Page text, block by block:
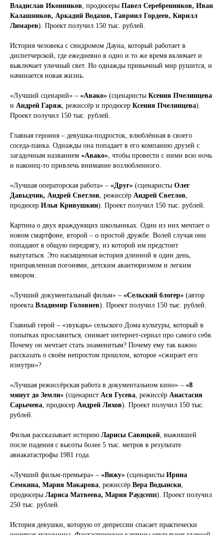
Владислав Иконников, продюсеры Павел Серебренников, Иван
Калашников, Аркадий Водахов, Гавриил Гордеев, Кирилл
Лимарев). Проект получил 150 тыс. рублей.
История человека с синдромом Дауна, который работает в
диспетчерской, где ежедневно в одно и то же время включает и
выключает уличный свет. Но однажды привычный мир рушится, и
начинается новая жизнь.
«Лучший сценарий» – «Авако» (сценаристы Ксения Пчелинцева
и Андрей Гаряж, режиссёр и продюсер Ксения Пчелинцева).
Проект получил 150 тыс. рублей.
Главная героиня – девушка-подросток, влюблённая в своего
соседа-панка. Однажды она попадает в его компанию друзей с
загадочным названием «Авако», чтобы провести с ними всю ночь
и наконец-то привлечь внимание возлюбленного.
«Лучшая операторская работа» – «Друг» (сценаристы Олег
Давыдчик, Андрей Светлов, режиссёр Андрей Светлов,
продюсер Илья Кривушкин). Проект получил 150 тыс. рублей.
Картина о двух враждующих школьниках. Один из них мечтает о
новом смартфоне, второй – о простой дружбе. Волей случая они
попадают в общую передрягу, из которой им предстоит
выпутаться. Это насыщенная история длинной в один день,
приправленная погонями, детским авантюризмом и легким
юмором.
«Лучший документальный фильм» – «Сельский блогер» (автор
проекта Владимир Головнев). Проект получил 150 тыс. рублей.
Главный герой – «звукарь» сельского Дома культуры, который в
попытках прославиться, снимает интернет-сериал про самого себя.
Почему он мечтает стать знаменитым? Почему ему так важно
рассказать о своём непростом прошлом, которое «сжирает его
изнутри»?
«Лучшая режиссёрская работа в документальном кино» – «8
минут до Земли» (сценарист Ася Гусева, режиссёр Анастасия
Сарычева, продюсер Андрей Ляхов). Проект получил 150 тыс.
рублей.
Фильм рассказывает историю Ларисы Савицкой, выжившей
после падения с высоты более 5 тыс. метров в результате
авиакатастрофы 1981 года.
«Лучший фильм-премьера» – «Вижу» (сценаристы Ирина
Семкина, Мария Макарова, режиссёр Вера Водынски,
продюсеры Лариса Матвеева, Мария Раудсепп). Проект получил
250 тыс. рублей.
История девушки, которую от депрессии спасает практически